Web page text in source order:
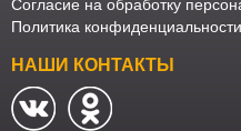
Согласие на обработку
Политика конфиденциальности
НАШИ КОНТАКТЫ